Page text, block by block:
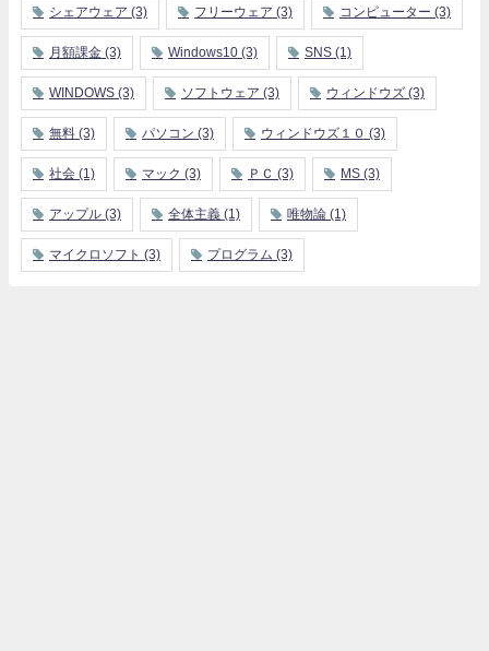
シェアウェア (3) フリーウェア (3) コンピューター (3)
月額課金 (3) Windows10 (3) SNS (1)
WINDOWS (3) ソフトウェア (3) ウィンドウズ (3)
無料 (3) パソコン (3) ウィンドウズ１０ (3)
社会 (1) マック (3) ＰＣ (3) MS (3)
アップル (3) 全体主義 (1) 唯物論 (1)
マイクロソフト (3) プログラム (3)